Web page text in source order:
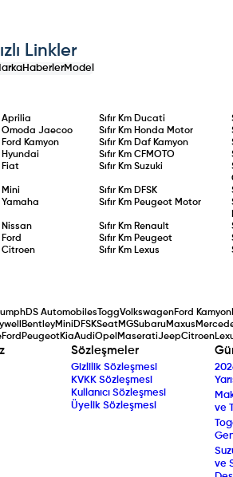
Linkler
HaberlerModel
Aprilia Sıfır Km Ducati
Omoda Jaecoo Sıfır Km Honda Motor
Ford Kamyon Sıfır Km Daf Kamyon
Hyundai Sıfır Km CFMOTO
Fiat Sıfır Km Suzuki
Mini Sıfır Km DFSK
Yamaha Sıfır Km Peugeot Motor
Nissan Sıfır Km Renault
Ford Sıfır Km Peugeot
Citroen Sıfır Km Lexus
DS Automobiles ToggVolkswagenFord Kamyon
BentleyMini DFSKSeatMGSubaruMaxus
Ford PeugeotKiaAudiOpel MaseratiJeepCitroen
Sözleşmeler
Gizlilik Sözleşmesi
KVKK Sözleşmesi
Kullanıcı Sözleşmesi
Üyelik Sözleşmesi
ve
ve